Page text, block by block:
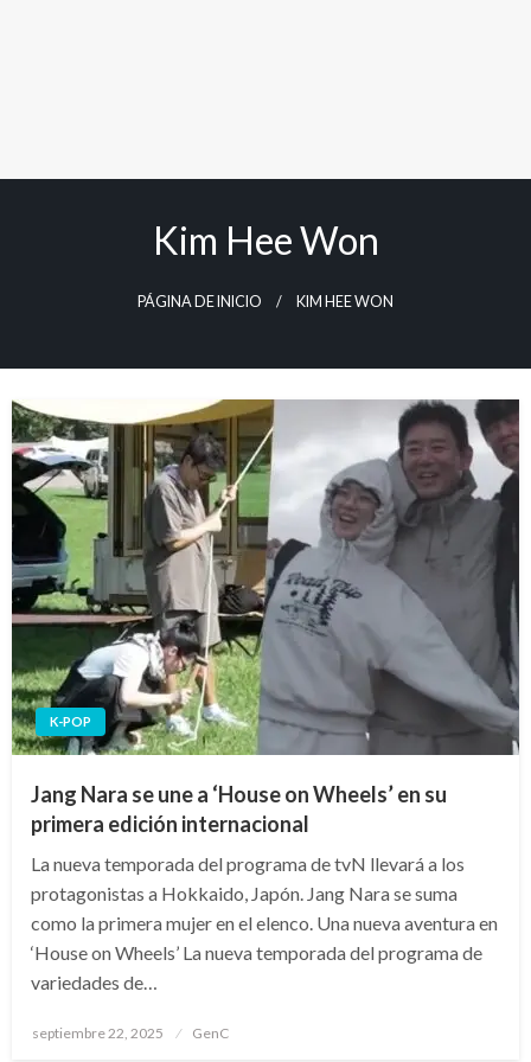
Kim Hee Won
PÁGINA DE INICIO KIM HEE WON
K-POP
Jang Nara se une a ‘House on Wheels’ en su
primera edición internacional
La nueva temporada del programa de tvN llevará a los
protagonistas a Hokkaido, Japón. Jang Nara se suma
como la primera mujer en el elenco. Una nueva aventura en
‘House on Wheels’ La nueva temporada del programa de
variedades de…
Publicado
septiembre 22, 2025 GenC